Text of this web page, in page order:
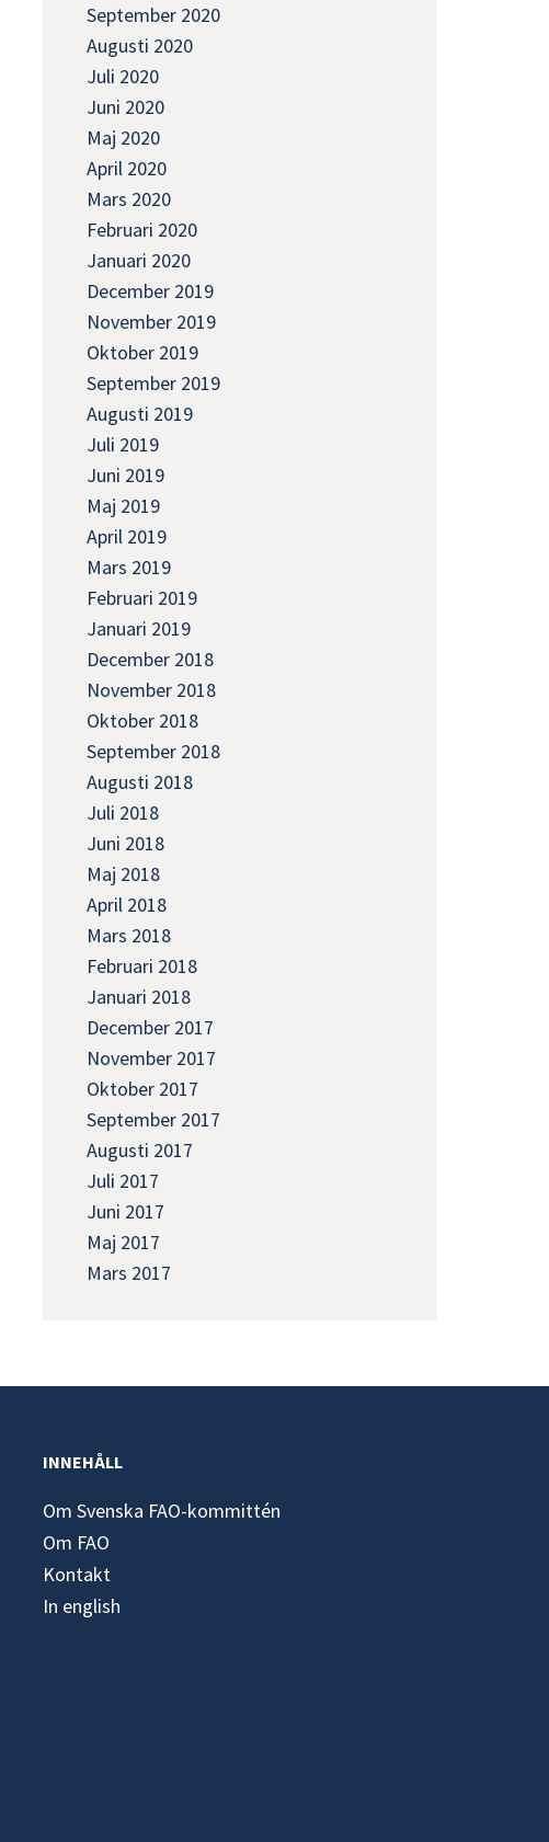
September 2020
Augusti 2020
Juli 2020
Juni 2020
Maj 2020
April 2020
Mars 2020
Februari 2020
Januari 2020
December 2019
November 2019
Oktober 2019
September 2019
Augusti 2019
Juli 2019
Juni 2019
Maj 2019
April 2019
Mars 2019
Februari 2019
Januari 2019
December 2018
November 2018
Oktober 2018
September 2018
Augusti 2018
Juli 2018
Juni 2018
Maj 2018
April 2018
Mars 2018
Februari 2018
Januari 2018
December 2017
November 2017
Oktober 2017
September 2017
Augusti 2017
Juli 2017
Juni 2017
Maj 2017
Mars 2017
INNEHÅLL
Om Svenska FAO-kommittén
Om FAO
Kontakt
In english